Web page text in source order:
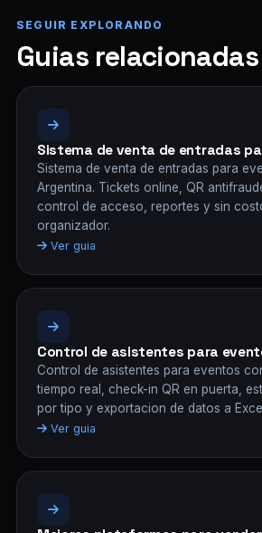
SEGUIR EXPLORANDO
Guias relacionadas
Sistema de venta de entradas
Sistema de venta de entradas para
Argentina. Tickets online, QR
control de acceso, reportes y sin
organizador.
Ver guia
Control de asistentes para
Control de asistentes para eventos
tiempo real, check-in QR en puerta,
por tipo y exportacion de datos a
Ver guia